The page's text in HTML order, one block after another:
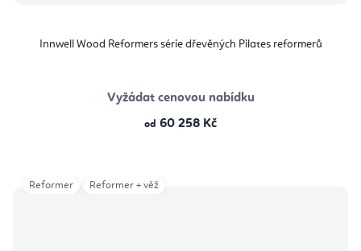
Innwell Wood Reformers série dřevěných Pilates reformerů
Vyžádat cenovou nabídku
od 60 258 Kč
Reformer Reformer + věž